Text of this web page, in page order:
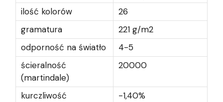
ilość kolorów
26
gramatura
221 g/m2
odporność na światło
4-5
ścieralność
(martindale)
20000
kurczliwość
-1,40%